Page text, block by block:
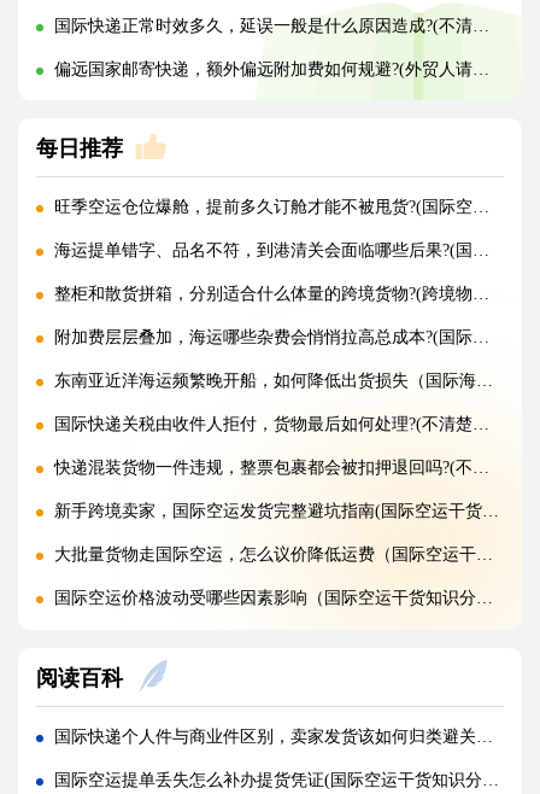
国际快递正常时效多久，延误一般是什么原因造成?(不清楚的外贸人看过来)
偏远国家邮寄快递，额外偏远附加费如何规避?(外贸人请注意)
每日推荐
旺季空运仓位爆舱，提前多久订舱才能不被甩货?(国际空运干货知识分享)
海运提单错字、品名不符，到港清关会面临哪些后果?(国际海运干货知识分享)
整柜和散货拼箱，分别适合什么体量的跨境货物?(跨境物流干货知识分享)
附加费层层叠加，海运哪些杂费会悄悄拉高总成本?(国际海运干货知识分享)
东南亚近洋海运频繁晚开船，如何降低出货损失（国际海运干货知识分享）
国际快递关税由收件人拒付，货物最后如何处理?(不清楚的外贸人看过来)
快递混装货物一件违规，整票包裹都会被扣押退回吗?(不清楚的外贸人看过来)
新手跨境卖家，国际空运发货完整避坑指南(国际空运干货知识分享)
大批量货物走国际空运，怎么议价降低运费（国际空运干货知识分享）
国际空运价格波动受哪些因素影响（国际空运干货知识分享）
美东和美西 FBA 仓库，空运航线怎么规划更划算?(国际空运干货知识分享)
欧洲 FBA 空运，IOSS 和 VAT 该如何合规申报（国际空运干货知识分享）
亚马逊旺季备货，空运需要提前多久订舱（亚马逊卖家请注意）
阅读百科
国际快递个人件与商业件区别，卖家发货该如何归类避关税（国际快递干货知识分享）
国际空运提单丢失怎么补办提货凭证(国际空运干货知识分享)